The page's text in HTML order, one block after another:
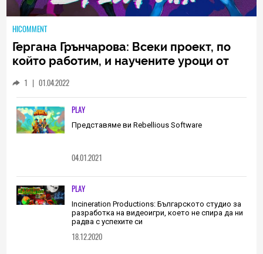
HICOMMENT
Гергана Грънчарова: Всеки проект, по
който работим, и научените уроци от
трябва да извървим като екип
(ИНТЕРВЮ)
1 | 01.04.2022
PLAY
Представяме ви Rebellious Software
04.01.2021
PLAY
Incineration Productions: Българското студио за
разработка на видеоигри, което не спира да ни
радва с успехите си
18.12.2020